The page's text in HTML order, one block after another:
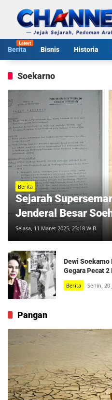
konten
Berita Bisnis Historia
Soekarno
Berita
Sejarah
Jenderal Besar
Keamanan Nasional
Selasa, 11 Maret 2025, 23:18 WIB
Dewi Soekarno
Gegara Pecat 2
Berita Senin, 20
Pangan